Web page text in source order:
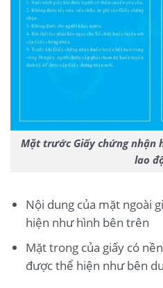
Mặt trước Giấy chứng nhận
lao
Nội dung của mặt ngoài
hiện như hình bên trên
Mặt trong của giấy có
được thể hiện như bên